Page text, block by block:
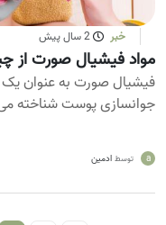
خبر 2 سال پیش
مواد فیشیال صورت از
فیشیال صورت به عنوان یک
جوانسازی پوست شناخته
a توسط ادمین